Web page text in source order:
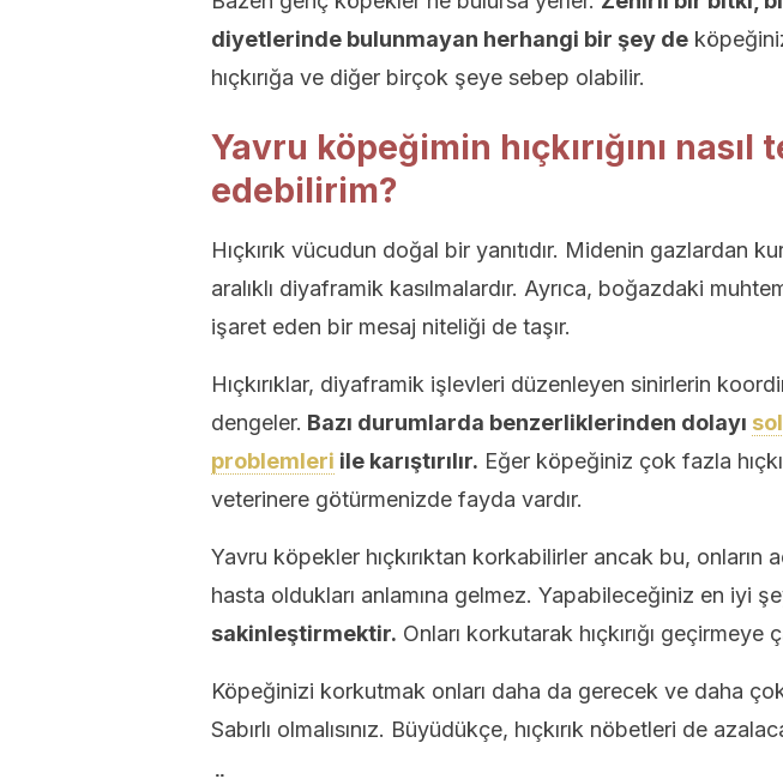
diyetlerinde bulunmayan herhangi bir şey de
hıçkırığa ve diğer birçok şeye sebep olabilir.
Yavru köpeğimin hıçkırığını nasıl
edebilirim?
Hıçkırık vücudun doğal bir yanıtıdır. Midenin gazlardan
aralıklı diyaframik kasılmalardır. Ayrıca, boğazdaki
işaret eden bir mesaj niteliği de taşır.
Hıçkırıklar, diyaframik işlevleri düzenleyen sinirlerin
dengeler. Bazı durumlarda benzerliklerinden dolayı
problemleri ile karıştırılır. Eğer köpeğiniz çok fazla
veterinere götürmenizde fayda vardır.
Yavru köpekler hıçkırıktan korkabilirler ancak bu, onların
hasta oldukları anlamına gelmez. Yapabileceğiniz en iyi
sakinleştirmektir. Onları korkutarak hıçkırığı geçirmeye
Köpeğinizi korkutmak onları daha da gerecek ve daha
Sabırlı olmalısınız. Büyüdükçe, hıçkırık nöbetleri de